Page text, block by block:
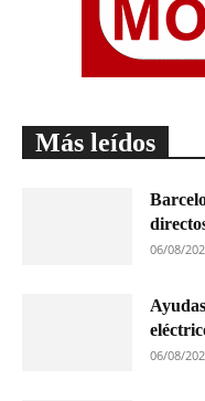
Más leídos
06/08/
06/08/